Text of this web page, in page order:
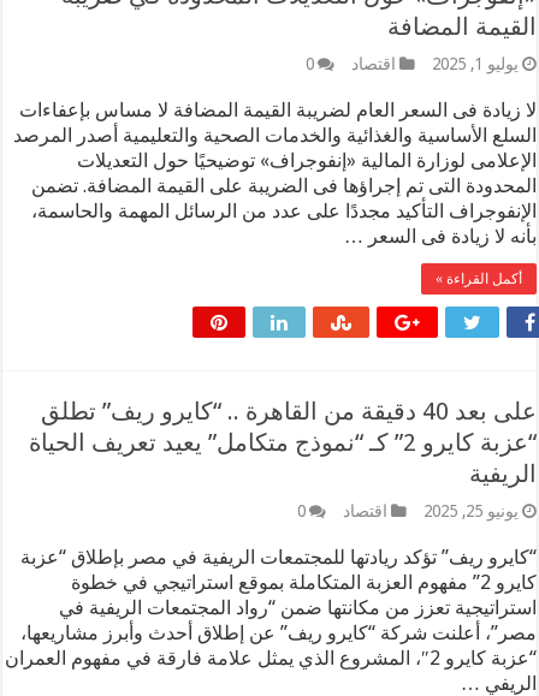
المضافة
1, 2025 اقتصاد 0
فى السعر العام لضريبة القيمة المضافة لا مساس بإعفاءات
الأساسية والغذائية والخدمات الصحية والتعليمية أصدر المرصد
لوزارة المالية «إنفوجراف» توضيحيًا حول التعديلات
التى تم إجراؤها فى الضريبة على القيمة المضافة. تضمن
التأكيد مجددًا على عدد من الرسائل المهمة والحاسمة،
لا زيادة فى السعر …
القراءة »
على بعد 40 دقيقة من القاهرة .. “كايرو ريف” تطلق
“عزبة كايرو 2” كـ “نموذج متكامل” يعيد تعريف الحياة
25, 2025 اقتصاد 0
ريف” تؤكد ريادتها للمجتمعات الريفية في مصر بإطلاق “عزبة
كايرو 2” مفهوم العزبة المتكاملة بموقع استراتيجي في خطوة
تعزز من مكانتها ضمن “رواد المجتمعات الريفية في
أعلنت شركة “كايرو ريف” عن إطلاق أحدث وأبرز مشاريعها،
“عزبة كايرو 2″، المشروع الذي يمثل علامة فارقة في مفهوم العمران
…